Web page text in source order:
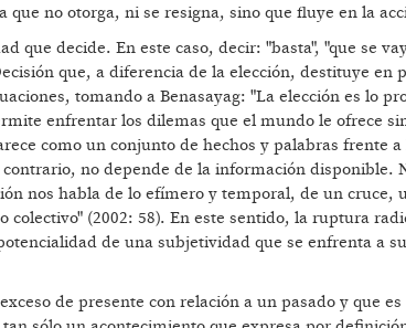
no otorga, ni se resigna, sino que fluye en la
decide. En este caso, decir: "basta", "que se
que, a diferencia de la elección, destituye en
tomando a Benasayag: "La elección es lo
enfrentar los dilemas que el mundo le ofrece
como un conjunto de hechos y palabras frente a
no depende de la información disponible.
nos habla de lo efímero y temporal, de un cruce,
(2002: 58). En este sentido, la ruptura
de una subjetividad que se enfrenta a
de presente con relación a un pasado y que es